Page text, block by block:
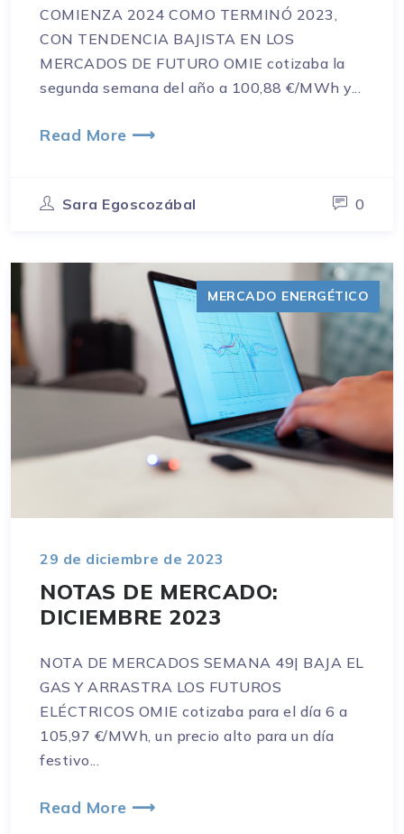
COMIENZA 2024 COMO TERMINÓ 2023,
CON TENDENCIA BAJISTA EN LOS
MERCADOS DE FUTURO OMIE cotizaba la
segunda semana del año a 100,88 €/MWh y...
Read More ⟶
Sara Egoscozábal 0
MERCADO ENERGÉTICO
29 de diciembre de 2023
NOTAS DE MERCADO:
DICIEMBRE 2023
NOTA DE MERCADOS SEMANA 49| BAJA EL
GAS Y ARRASTRA LOS FUTUROS
ELÉCTRICOS OMIE cotizaba para el día 6 a
105,97 €/MWh, un precio alto para un día
festivo...
Read More ⟶